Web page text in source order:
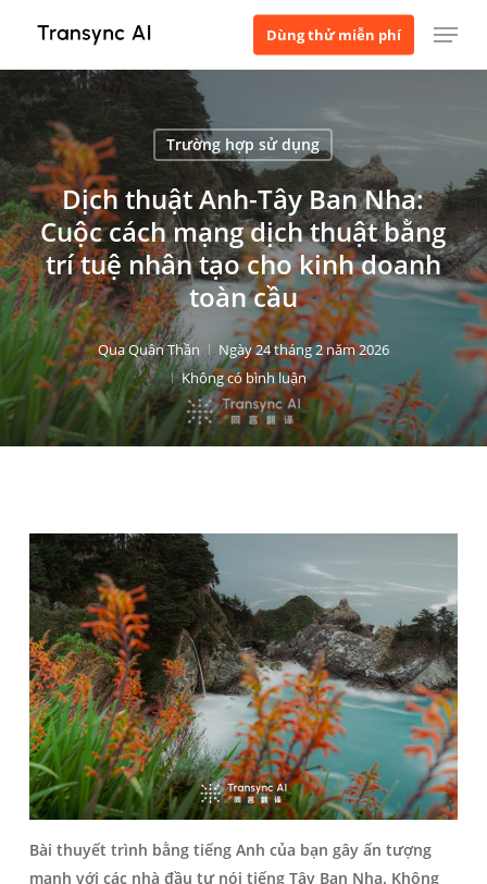
nội
dung
Dùng thử miễn phí Thực đơn
Trường hợp sử dụng
Dịch thuật Anh-Tây Ban Nha:
Cuộc cách mạng dịch thuật bằng
trí tuệ nhân tạo cho kinh doanh
toàn cầu
QuaQuân Thần
Ngày 24 tháng 2 năm 2026
Không có bình luận
Bài thuyết trình bằng tiếng Anh của bạn gây ấn tượng
mạnh với các nhà đầu tư nói tiếng Tây Ban Nha. Không